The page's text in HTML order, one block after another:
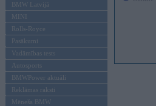
BMW Latvijā
MINI
Rolls-Royce
Pasākumi
Vadāmības tests
Autosports
BMWPower aktuāli
Reklāmas raksti
Mēneša BMW